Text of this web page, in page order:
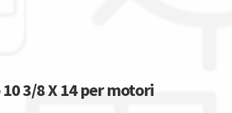
3/8 X 14 per motori